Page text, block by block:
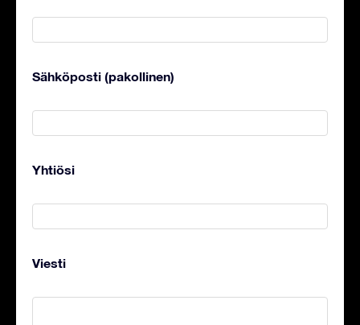
Sähköposti (pakollinen)
Yhtiösi
Viesti